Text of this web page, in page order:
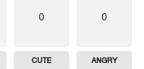
0
ANGRY
0
CUTE